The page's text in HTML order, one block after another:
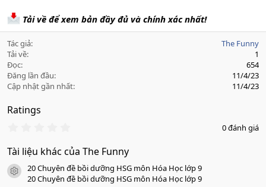
Tải về để xem bản đầy đủ và chính xác nhất!
Tác giả
The Funny
Tải về
1
Đọc
654
Đăng lần đầu
11/4/23
Cập nhật gần nhất
11/4/23
Ratings
0
0
s
a
o
0 đánh giá
Tài liệu khác của The Funny
icon tài liệu
20 Chuyên đề bồi dưỡng HSG môn Hóa Học lớp 9
20 Chuyên đề bồi dưỡng HSG môn Hóa Học lớp 9